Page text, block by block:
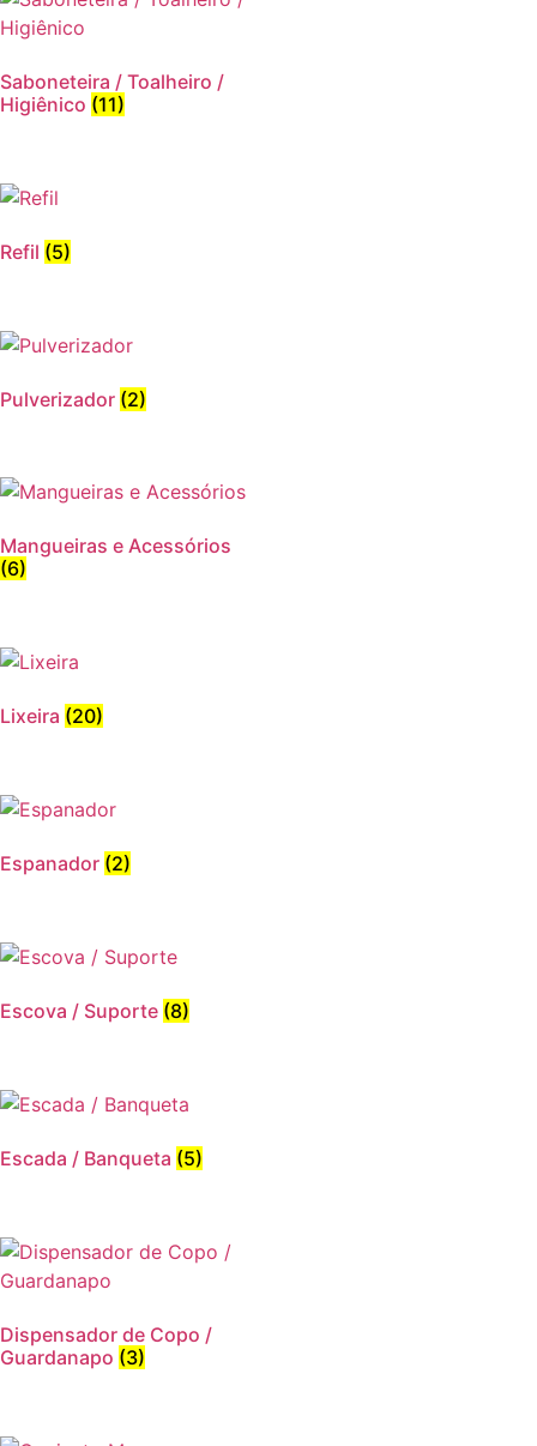
Saboneteira / Toalheiro /
Higiênico (11)
Refil (5)
Pulverizador (2)
Mangueiras e Acessórios
(6)
Lixeira (20)
Espanador (2)
Escova / Suporte (8)
Escada / Banqueta (5)
Dispensador de Copo /
Guardanapo (3)